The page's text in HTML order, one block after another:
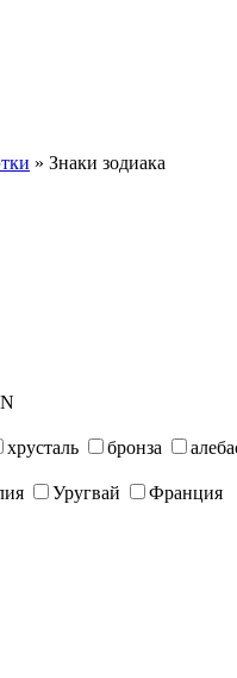
» Знаки зодиака
хрусталь бронза
Уругвай Франция